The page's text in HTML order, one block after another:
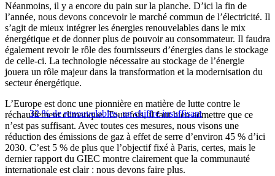
Néanmoins, il y a encore du pain sur la planche. D’ici la fin de
l’année, nous devons concevoir le marché commun de l’électricité. Il
s’agit de mieux intégrer les énergies renouvelables dans le mix
énergétique et de donner plus de pouvoir au consommateur. Il faudra
également revoir le rôle des fournisseurs d’énergies dans le stockage
de celle-ci. La technologie nécessaire au stockage de l’énergie
jouera un rôle majeur dans la transformation et la modernisation du
secteur énergétique.
32 % de renouvelables, un chiffre insuffisant
L’Europe est donc une pionnière en matière de lutte contre le
réchauffement climatique. Toutefois, il faut bien admettre que ce
n’est pas suffisant. Avec toutes ces mesures, nous visons une
réduction des émissions de gaz à effet de serre d’environ 45 % d’ici
2030. C’est 5 % de plus que l’objectif fixé à Paris, certes, mais le
dernier rapport du GIEC montre clairement que la communauté
internationale est clair : nous devons faire plus.